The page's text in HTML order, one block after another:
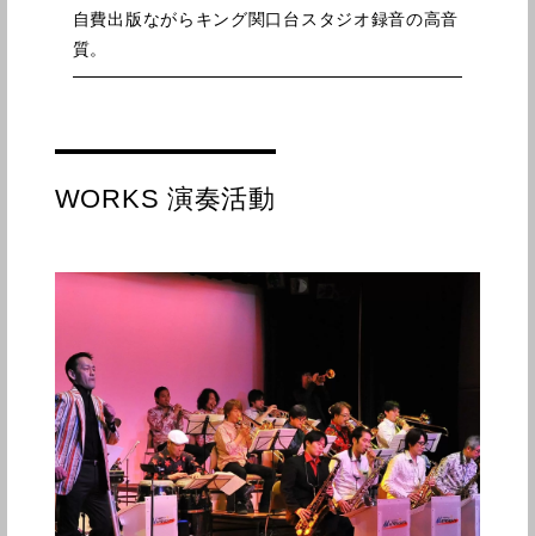
自費出版ながらキング関口台スタジオ録音の高音
質。
WORKS 演奏活動